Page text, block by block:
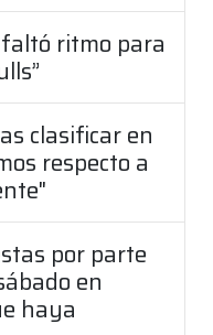
faltó ritmo para
clasificar en
respecto a
por parte
en
haya